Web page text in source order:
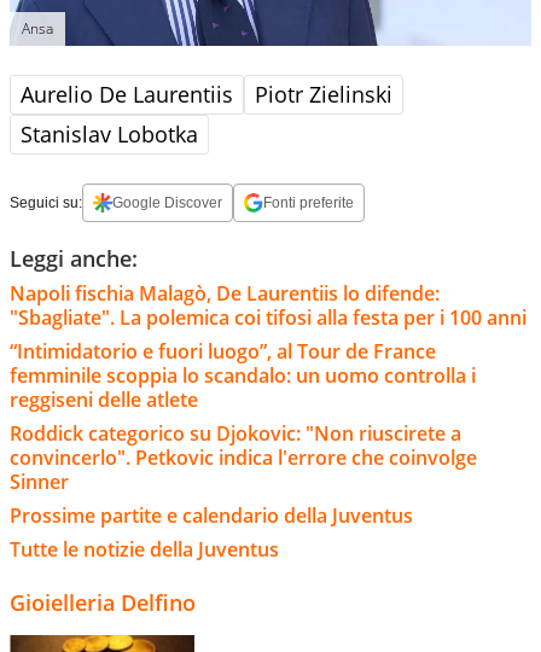
Ansa
Aurelio De Laurentiis
Piotr Zielinski
Stanislav Lobotka
Seguici su: Google Discover Fonti preferite
Leggi anche:
Napoli fischia Malagò, De Laurentiis lo difende:
"Sbagliate". La polemica coi tifosi alla festa per i 100 anni
“Intimidatorio e fuori luogo”, al Tour de France
femminile scoppia lo scandalo: un uomo controlla i
reggiseni delle atlete
Roddick categorico su Djokovic: "Non riuscirete a
convincerlo". Petkovic indica l'errore che coinvolge
Sinner
Prossime partite e calendario della Juventus
Tutte le notizie della Juventus
Gioielleria Delfino